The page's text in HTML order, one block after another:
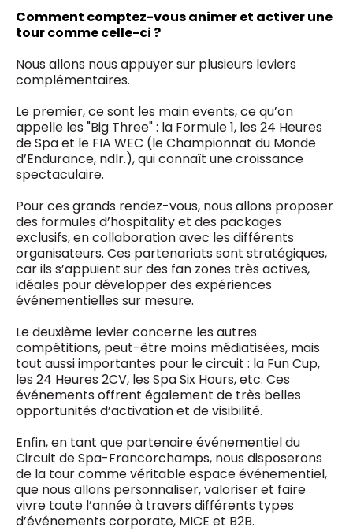
Comment comptez-vous animer et activer une
tour comme celle-ci ?
Nous allons nous appuyer sur plusieurs leviers
complémentaires.
Le premier, ce sont les main events, ce qu’on
appelle les "Big Three" : la Formule 1, les 24 Heures
de Spa et le FIA WEC (le Championnat du Monde
d’Endurance, ndlr.), qui connaît une croissance
spectaculaire.
Pour ces grands rendez-vous, nous allons proposer
des formules d’hospitality et des packages
exclusifs, en collaboration avec les différents
organisateurs. Ces partenariats sont stratégiques,
car ils s’appuient sur des fan zones très actives,
idéales pour développer des expériences
événementielles sur mesure.
Le deuxième levier concerne les autres
compétitions, peut-être moins médiatisées, mais
tout aussi importantes pour le circuit : la Fun Cup,
les 24 Heures 2CV, les Spa Six Hours, etc. Ces
événements offrent également de très belles
opportunités d’activation et de visibilité.
Enfin, en tant que partenaire événementiel du
Circuit de Spa-Francorchamps, nous disposerons
de la tour comme véritable espace événementiel,
que nous allons personnaliser, valoriser et faire
vivre toute l’année à travers différents types
d’événements corporate, MICE et B2B.